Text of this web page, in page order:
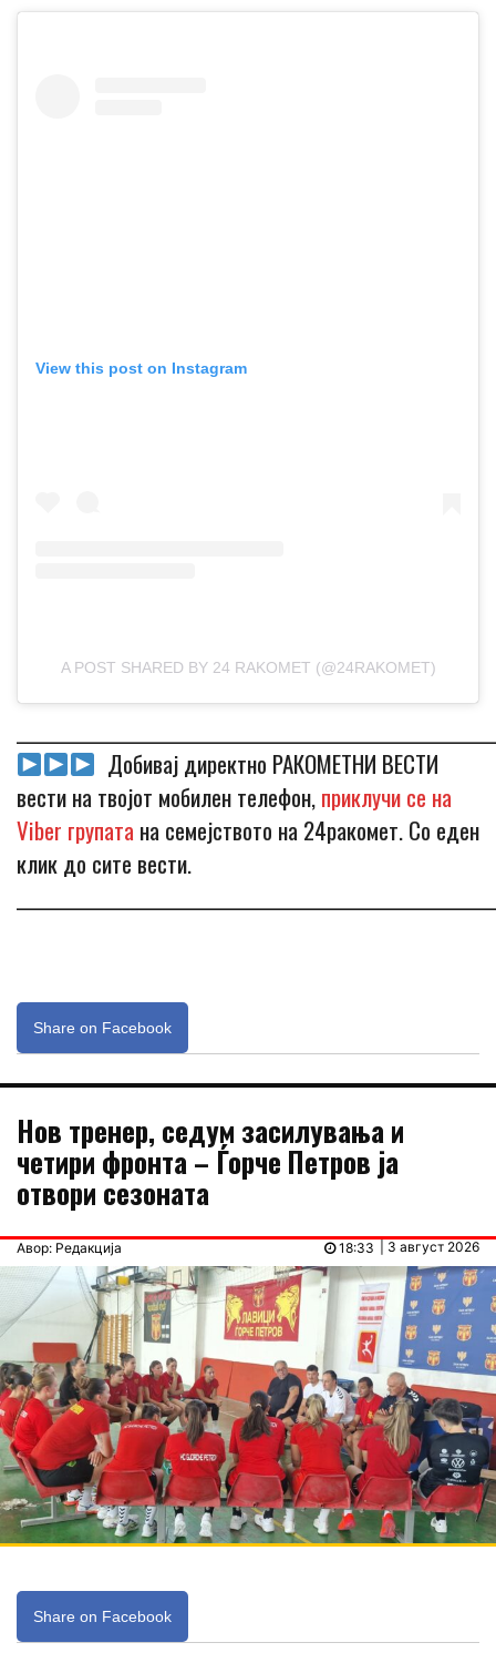
View this post on Instagram
A POST SHARED BY 24 RAKOMET (@24RAKOMET)
Добивај директно РАКОМЕТНИ ВЕСТИ
вести на твојот мобилен телефон,приклучи се на
Viber групата на семејството на 24ракомет. Со еден
клик до сите вести.
Share on Facebook
Нов тренер, седум засилувања и
четири фронта – Ѓорче Петров ја
отвори сезоната
Авор: Редакција | 3 август 2026
18:33
Share on Facebook